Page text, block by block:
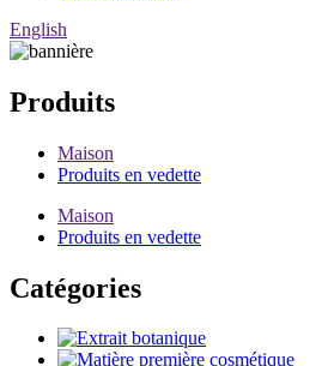
English
Produits
Maison
Produits en vedette
Maison
Produits en vedette
Catégories